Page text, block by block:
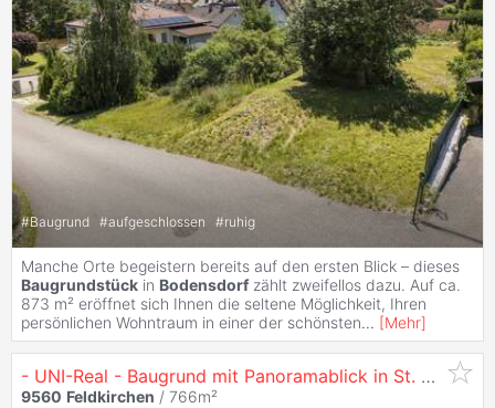
#Baugrund #aufgeschlossen #ruhig
Manche Orte begeistern bereits auf den ersten Blick – dieses
Baugrundstück in Bodensdorf zählt zweifellos dazu. Auf ca.
873 m² eröffnet sich Ihnen die seltene Möglichkeit, Ihren
persönlichen Wohntraum in einer der schönsten... [Mehr]
- UNI-Real - Baugrund mit Panoramablick in St. Nikolai
9560 Feldkirchen / 766m²